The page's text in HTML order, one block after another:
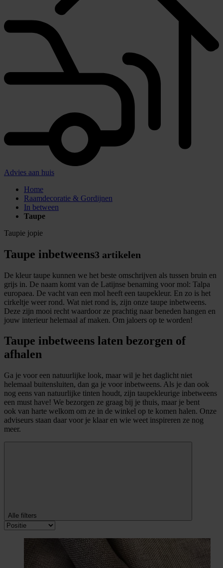
Advies aan huis
Home
Raamdecoratie & Gordijnen
In between
Taupe
Taupie jopie
Taupe inbetweens3 artikelen
De kleur taupe kunnen we het beste omschrijven als tussen bruin en
grijs in. De naam komt van de Latijnse benaming voor mol: Talpa
europaea. De vacht van een mol heeft een taupekleur. En zo is het
cirkeltje weer rond. Wat niet rond is, zijn onze taupe inbetweens.
Deze zijn mooi recht waardoor ze prachtig naar beneden hangen en
jouw interieur helemaal af maken. Om jaloers op te worden!
Taupe inbetweens laten bezorgen of
afhalen
Ga je voor een natuurlijke look, maar wil je het daglicht niet
helemaal buitensluiten, dan ga je voor inbetweens. Als je dan ook
nog eens van natuurlijke tinten houdt, zijn taupekleurige inbetweens
een must have! We bezorgen ze graag bij je thuis, maar je bent
ook van harte welkom om ze in de winkel op te komen halen. Onze
adviseurs staan daar voor je klaar en wie weet inspireren ze nog
meer.
Alle filters